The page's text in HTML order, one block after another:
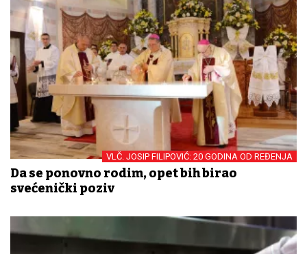
VLČ. JOSIP FILIPOVIĆ: 20 GODINA OD REĐENJA
Da se ponovno rodim, opet bih birao
svećenički poziv